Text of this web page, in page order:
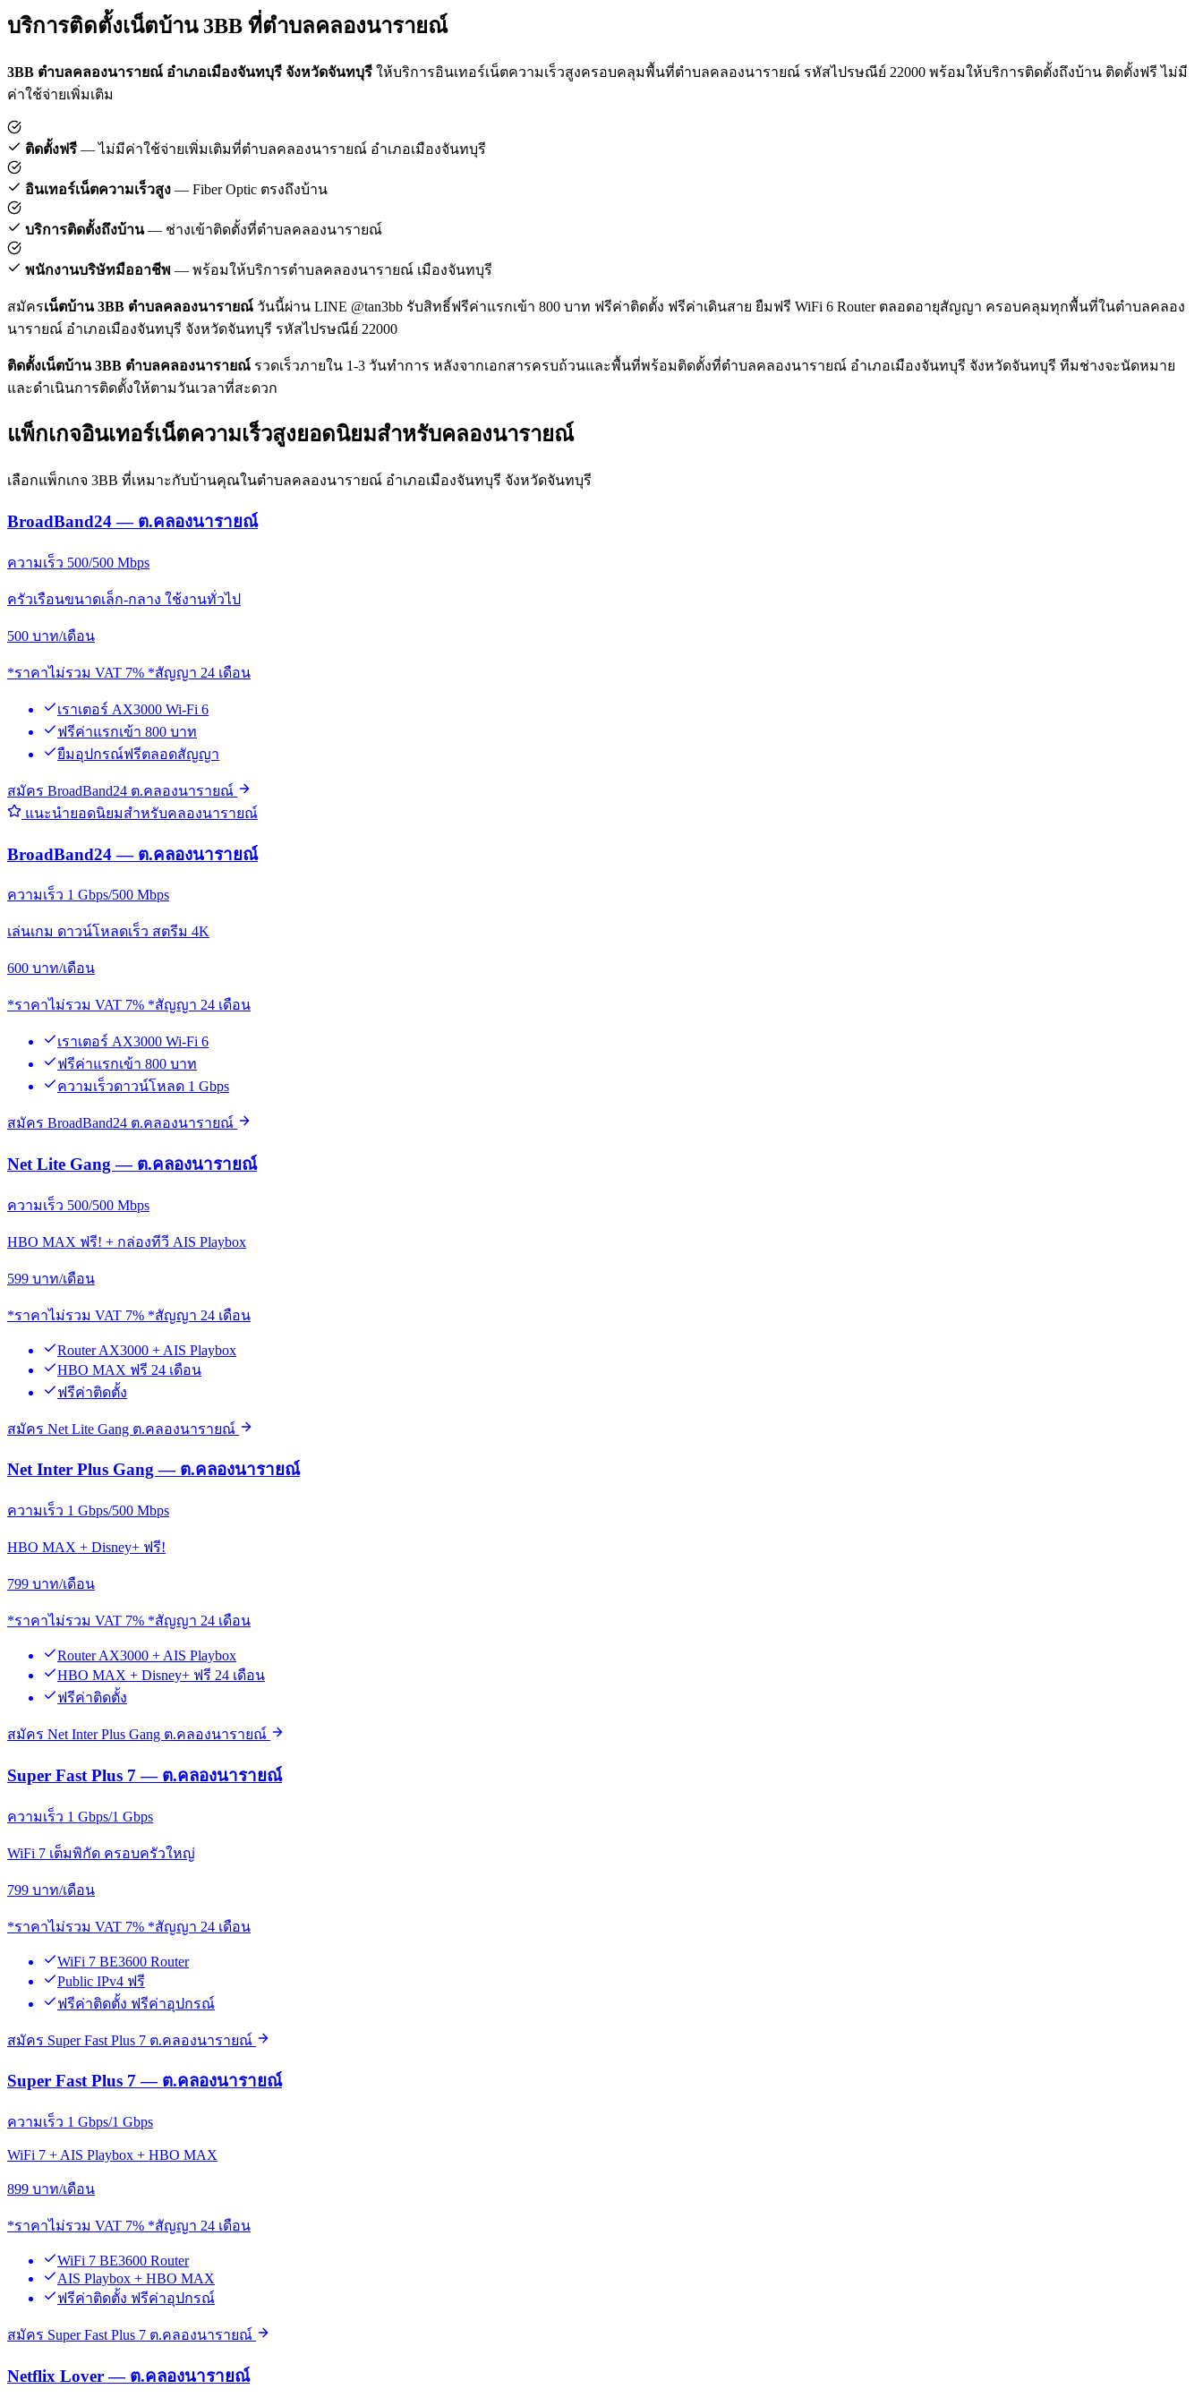
บริการติดตั้งเน็ตบ้าน 3BB ที่ตำบลคลองนารายณ์
3BB ตำบลคลองนารายณ์ อำเภอเมืองจันทบุรี จังหวัดจันทบุรี ให้บริการอินเทอร์เน็ตความเร็วสูงครอบคลุมพื้นที่ตำบลคลองนารายณ์ รหัสไปรษณีย์ 22000 พร้อมให้บริการติดตั้งถึงบ้าน ติดตั้งฟรี ไม่มี
ค่าใช้จ่ายเพิ่มเติม
ติดตั้งฟรี — ไม่มีค่าใช้จ่ายเพิ่มเติมที่ตำบลคลองนารายณ์ อำเภอเมืองจันทบุรี
อินเทอร์เน็ตความเร็วสูง — Fiber Optic ตรงถึงบ้าน
บริการติดตั้งถึงบ้าน— ช่างเข้าติดตั้งที่ตำบลคลองนารายณ์
พนักงานบริษัทมืออาชีพ — พร้อมให้บริการตำบลคลองนารายณ์ เมืองจันทบุรี
สมัครเน็ตบ้าน 3BB ตำบลคลองนารายณ์ วันนี้ผ่าน LINE @tan3bb รับสิทธิ์ฟรีค่าแรกเข้า 800 บาท ฟรีค่าติดตั้ง ฟรีค่าเดินสาย ยืมฟรี WiFi 6 Router ตลอดอายุสัญญา ครอบคลุมทุกพื้นที่ในตำบลคลอง
นารายณ์ อำเภอเมืองจันทบุรี จังหวัดจันทบุรี รหัสไปรษณีย์ 22000
ติดตั้งเน็ตบ้าน 3BB ตำบลคลองนารายณ์ รวดเร็วภายใน 1-3 วันทำการ หลังจากเอกสารครบถ้วนและพื้นที่พร้อมติดตั้งที่ตำบลคลองนารายณ์ อำเภอเมืองจันทบุรี จังหวัดจันทบุรี ทีมช่างจะนัดหมาย
และดำเนินการติดตั้งให้ตามวันเวลาที่สะดวก
แพ็กเกจอินเทอร์เน็ตความเร็วสูงยอดนิยมสำหรับคลองนารายณ์
เลือกแพ็กเกจ 3BB ที่เหมาะกับบ้านคุณในตำบลคลองนารายณ์ อำเภอเมืองจันทบุรี จังหวัดจันทบุรี
BroadBand24 — ต.คลองนารายณ์
ความเร็ว 500/500 Mbps
ครัวเรือนขนาดเล็ก-กลาง ใช้งานทั่วไป
500 บาท/เดือน
*ราคาไม่รวม VAT 7% *สัญญา 24 เดือน
เราเตอร์ AX3000 Wi-Fi 6
ฟรีค่าแรกเข้า 800 บาท
ยืมอุปกรณ์ฟรีตลอดสัญญา
สมัคร BroadBand24 ต.คลองนารายณ์
แนะนำยอดนิยมสำหรับคลองนารายณ์
BroadBand24 — ต.คลองนารายณ์
ความเร็ว 1 Gbps/500 Mbps
เล่นเกม ดาวน์โหลดเร็ว สตรีม 4K
600 บาท/เดือน
*ราคาไม่รวม VAT 7% *สัญญา 24 เดือน
เราเตอร์ AX3000 Wi-Fi 6
ฟรีค่าแรกเข้า 800 บาท
ความเร็วดาวน์โหลด 1 Gbps
สมัคร BroadBand24 ต.คลองนารายณ์
Net Lite Gang — ต.คลองนารายณ์
ความเร็ว 500/500 Mbps
HBO MAX ฟรี! + กล่องทีวี AIS Playbox
599 บาท/เดือน
*ราคาไม่รวม VAT 7% *สัญญา 24 เดือน
Router AX3000 + AIS Playbox
HBO MAX ฟรี 24 เดือน
ฟรีค่าติดตั้ง
สมัคร Net Lite Gang ต.คลองนารายณ์
Net Inter Plus Gang — ต.คลองนารายณ์
ความเร็ว 1 Gbps/500 Mbps
HBO MAX + Disney+ ฟรี!
799 บาท/เดือน
*ราคาไม่รวม VAT 7% *สัญญา 24 เดือน
Router AX3000 + AIS Playbox
HBO MAX + Disney+ ฟรี 24 เดือน
ฟรีค่าติดตั้ง
สมัคร Net Inter Plus Gang ต.คลองนารายณ์
Super Fast Plus 7 — ต.คลองนารายณ์
ความเร็ว 1 Gbps/1 Gbps
WiFi 7 เต็มพิกัด ครอบครัวใหญ่
799 บาท/เดือน
*ราคาไม่รวม VAT 7% *สัญญา 24 เดือน
WiFi 7 BE3600 Router
Public IPv4 ฟรี
ฟรีค่าติดตั้ง ฟรีค่าอุปกรณ์
สมัคร Super Fast Plus 7 ต.คลองนารายณ์
Super Fast Plus 7 — ต.คลองนารายณ์
ความเร็ว 1 Gbps/1 Gbps
WiFi 7 + AIS Playbox + HBO MAX
899 บาท/เดือน
*ราคาไม่รวม VAT 7% *สัญญา 24 เดือน
WiFi 7 BE3600 Router
AIS Playbox + HBO MAX
ฟรีค่าติดตั้ง ฟรีค่าอุปกรณ์
สมัคร Super Fast Plus 7 ต.คลองนารายณ์
Netflix Lover — ต.คลองนารายณ์